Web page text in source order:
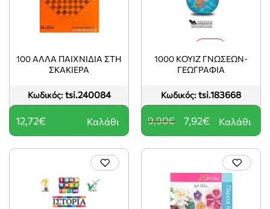
Κωδικός: tsi.240084
100 ΑΛΛΑ ΠΑΙΧΝΙΔΙΑ ΣΤΗ
ΣΚΑΚΙΕΡΑ
12,72€ Καλάθι
Κωδικός: tsi.183668
1000 ΚΟΥΙΖ ΓΝΩΣΕΩΝ-
ΓΕΩΓΡΑΦΙΑ
7,92€
9,90€ Καλάθι